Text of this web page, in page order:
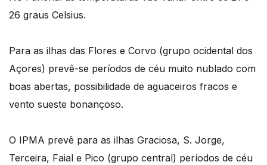
26 graus Celsius.
Para as ilhas das Flores e Corvo (grupo ocidental dos
Açores) prevê-se períodos de céu muito nublado com
boas abertas, possibilidade de aguaceiros fracos e
vento sueste bonançoso.
O IPMA prevê para as ilhas Graciosa, S. Jorge,
Terceira, Faial e Pico (grupo central) períodos de céu